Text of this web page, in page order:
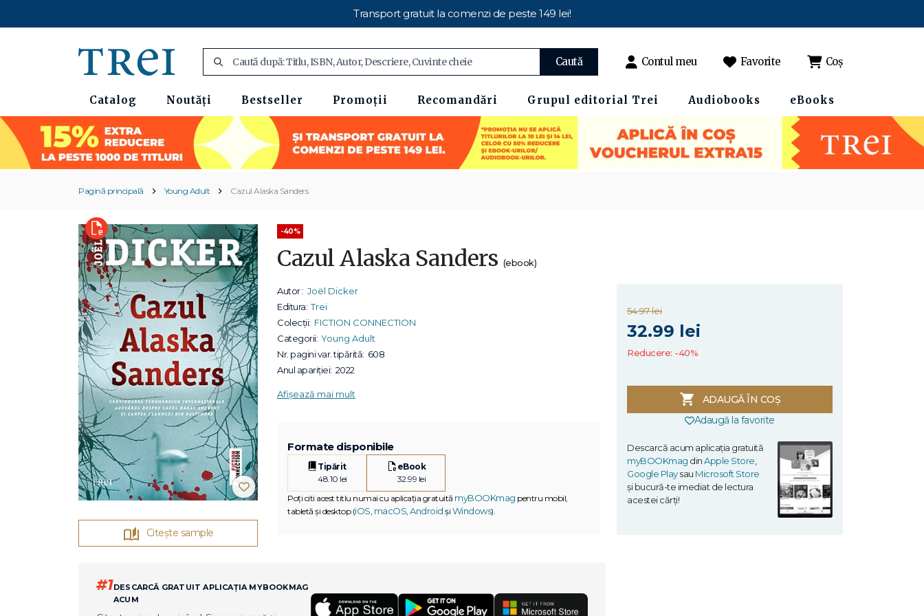
Transport gratuit la comenzi de peste 149 lei!
Caută Contul meu Favorite Coș
Catalog Noutăți Bestseller Promoții Recomandări Grupul editorial Trei Audiobooks eBooks
Pagină principală Young Adult Cazul Alaska Sanders
Citește sample
-40%
Cazul Alaska Sanders (ebook)
Autor : Joël Dicker
Editura: Trei
Colecții: FICTION CONNECTION
Categorii: Young Adult
Nr. pagini var. tipărită: 608
Anul apariției: 2022
Afișează mai mult
Formate disponibile
Tipărit
48.10 lei
eBook
32.99 lei
Poți citi acest titlu numai cu aplicația gratuită myBOOKmag pentru mobil,
tabletă și desktop (iOS macOS Android și Windows).
54.97 lei
32.99 lei
Reducere: -40%
ADAUGĂ ÎN COȘ
Adaugă la favorite
Descarcă acum aplicația gratuită
myBOOKmag dinApple Store
Google Playsau Microsoft Store
și bucură-te imediat de lectura
acestei cărți!
#1DESCARCĂ GRATUIT APLICAȚIA MYBOOKMAG
ACUM